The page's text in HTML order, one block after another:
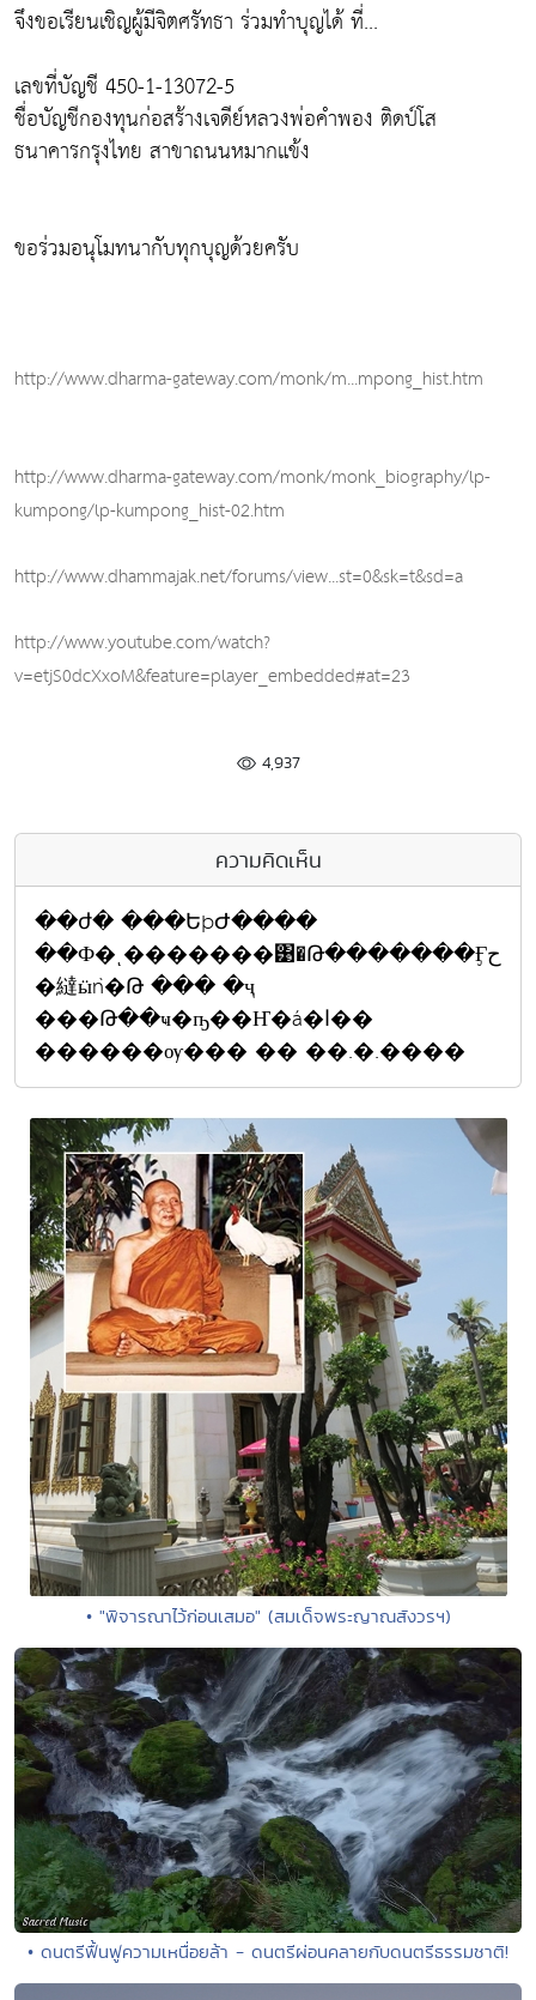
จึงขอเรียนเชิญผู้มีจิตศรัทธา ร่วมทำบุญได้ ที่...
เลขที่บัญชี 450-1-13072-5
ชื่อบัญชีกองทุนก่อสร้างเจดีย์หลวงพ่อคำพอง ติดป์โส
ธนาคารกรุงไทย สาขาถนนหมากแข้ง
ขอร่วมอนุโมทนากับทุกบุญด้วยครับ
http://www.dharma-gateway.com/monk/m...mpong_hist.htm
http://www.dharma-gateway.com/monk/monk_biography/lp-
kumpong/lp-kumpong_hist-02.htm
http://www.dhammajak.net/forums/view...st=0&sk=t&sd=a
http://www.youtube.com/watch?
v=etjS0dcXxoM&feature=player_embedded#at=23
4,937
ความคิดเห็น
��ժ� ���ԵþԺ����
��Ф�ͺ�������͹�Թ�������Ӻح
�繨ӹǹ�Թ ��� �ҷ
���Թ��ҹ�ҧ��Ҥ�á�ا��
������ѹ��� �� ��.�.����
• "พิจารณาไว้ก่อนเสมอ" (สมเด็จพระญาณสังวรฯ)
• ดนตรีฟื้นฟูความเหนื่อยล้า - ดนตรีผ่อนคลายกับดนตรีธรรมชาติ!